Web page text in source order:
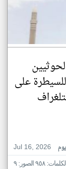
على
Jul 16, 2026
٩٥٨ الصور: ٩